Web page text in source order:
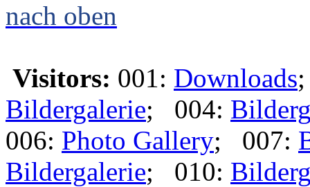
nach oben
Visitors: 001: Downloads
Bildergalerie; 004:
006: Photo Gallery; 007:
Bildergalerie; 010: